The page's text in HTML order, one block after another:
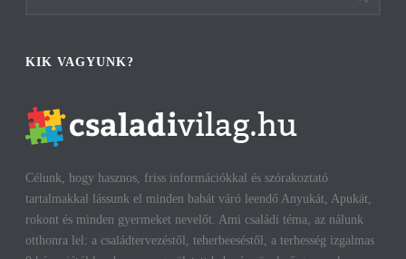
KIK VAGYUNK?
Célunk, hogy hasznos, friss információkkal és szórakoztató
tartalmakkal lássunk el minden babát váró leendő Anyukát, Apukát,
rokont és minden gyermeket nevelőt. Ami családi téma, az nálunk
otthonra lel: a családtervezéstől, teherbeeséstől, a terhesség izgalmas